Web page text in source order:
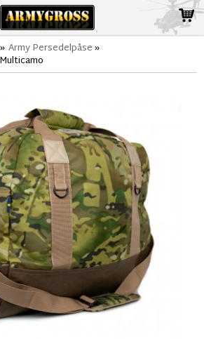
» Army Persedelpåse»